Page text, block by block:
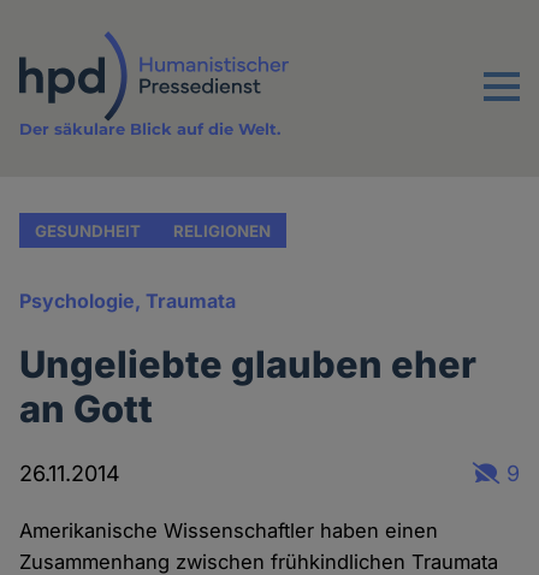
Inhalt
Menu
Der säkulare Blick auf die Welt.
GESUNDHEIT RELIGIONEN
Psychologie, Traumata
Ungeliebte glauben eher
an Gott
26.11.2014 9
Amerikanische Wissenschaftler haben einen
Zusammenhang zwischen frühkindlichen Traumata